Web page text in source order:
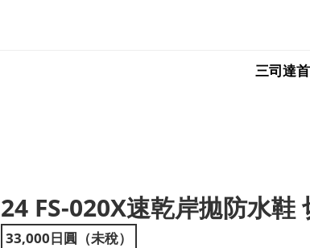
三司達
24 FS-020X速乾岸拋防水鞋
33,000日圓（未稅）